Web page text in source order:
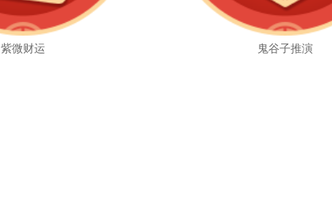
紫微财运 鬼谷子推演